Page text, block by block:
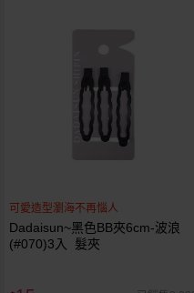
可愛造型瀏海不再惱人
Dadaisun~黑色BB夾6cm-波浪
(#070)3入 髮夾